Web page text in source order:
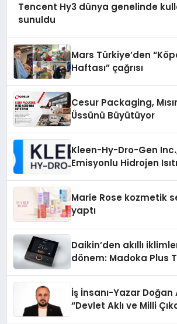
Tencent Hy3 dünya genelinde
sunuldu
Mars Türkiye’den
Haftası” çağrısı
Cesur Packaging,
Üssünü Büyütüyor
Kleen-Hy-Dro-Gen
Emisyonlu Hidrojen
Marie Rose kozmetik
yaptı
Daikin’den akıllı
dönem: Madoka Plus
İş İnsanı-Yazar Doğan
“Devlet Aklı ve Milli